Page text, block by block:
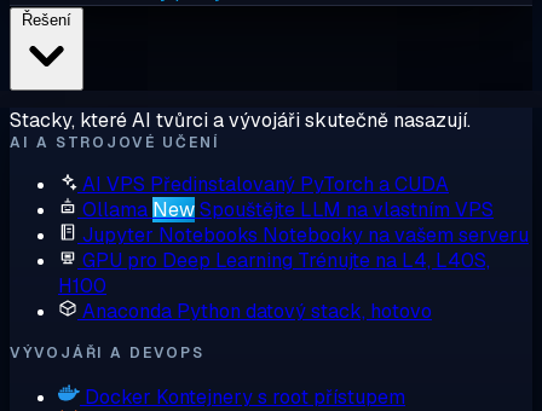
Stacky, které AI tvůrci a vývojáři skutečně nasazují.
AI A STROJOVÉ UČENÍ
AI VPS Předinstalovaný PyTorch a CUDA
Ollama NewSpouštějte LLM na vlastním VPS
Jupyter Notebooks Notebooky na vašem serveru
GPU pro Deep Learning Trénujte na L4, L40S,
H100
Anaconda Python datový stack, hotovo
VÝVOJÁŘI A DEVOPS
Docker Kontejnery s root přístupem